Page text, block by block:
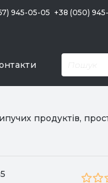
945-05-05 +38 (050)
продуктів,